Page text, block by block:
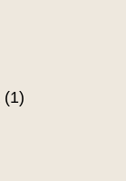
(1)